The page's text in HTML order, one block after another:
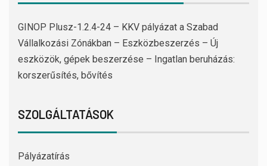
GINOP Plusz-1.2.4-24 – KKV pályázat a Szabad
Vállalkozási Zónákban – Eszközbeszerzés – Új
eszközök, gépek beszerzése – Ingatlan beruházás:
korszerűsítés, bővítés
SZOLGÁLTATÁSOK
Pályázatírás